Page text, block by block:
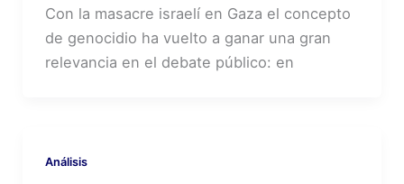
Con la masacre israelí en Gaza el concepto
de genocidio ha vuelto a ganar una gran
relevancia en el debate público: en
Análisis